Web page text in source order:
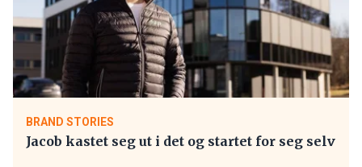
BRAND STORIES
Jacob kastet seg ut i det og startet for seg selv